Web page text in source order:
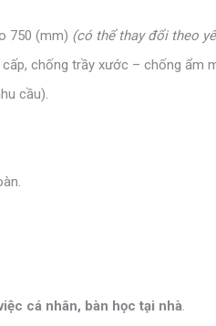
750 (mm) (có thể thay đổi theo
chống trầy xước – chống ẩm
cầu).
cá nhân, bàn học tại nhà.